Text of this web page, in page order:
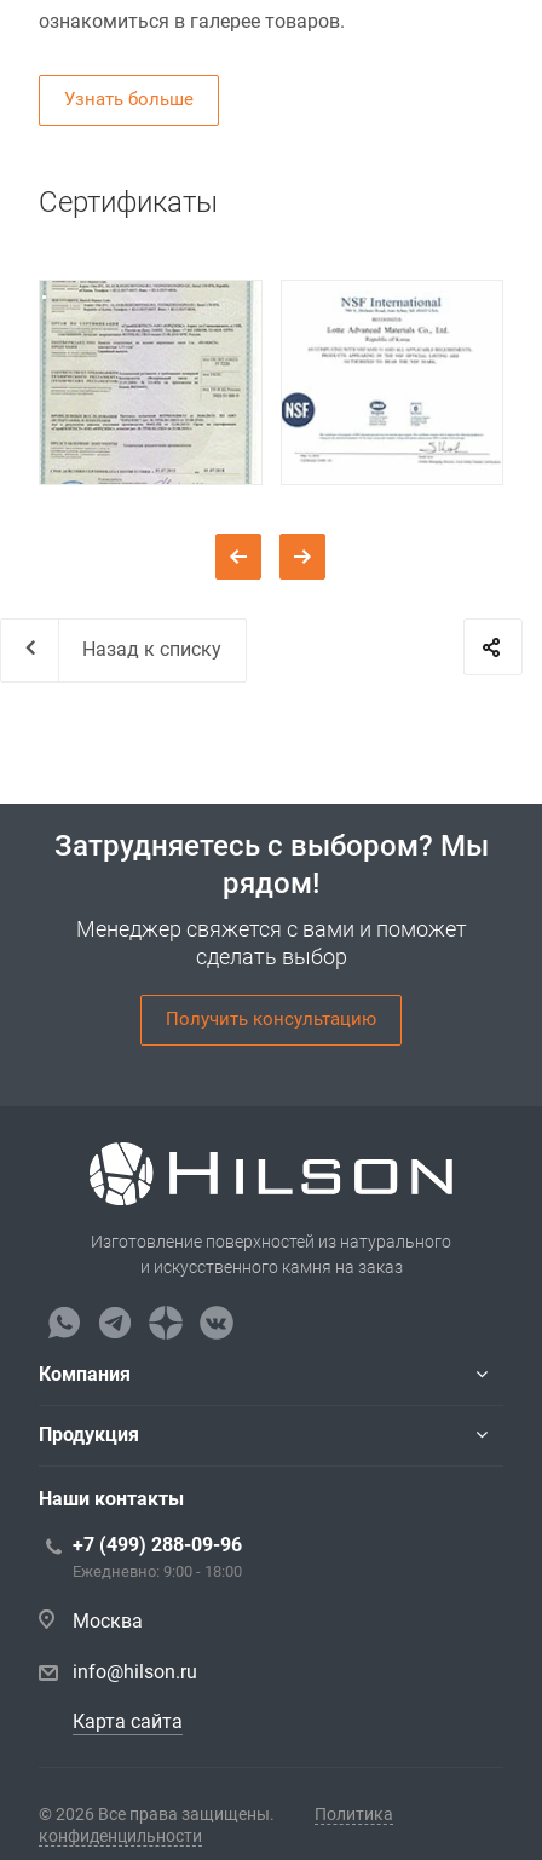
ознакомиться в галерее товаров.
Узнать больше
Сертификаты
Назад к списку
Затрудняетесь с выбором? Мы
рядом!
Менеджер свяжется с вами и поможет
сделать выбор
Получить консультацию
Изготовление поверхностей из натурального
и искусственного камня на заказ
Компания
Продукция
Наши контакты
+7 (499) 288-09-96
Ежедневно: 9:00 - 18:00
Москва
info@hilson.ru
Карта сайта
© 2026 Все права защищены.
Политика
конфиденцильности